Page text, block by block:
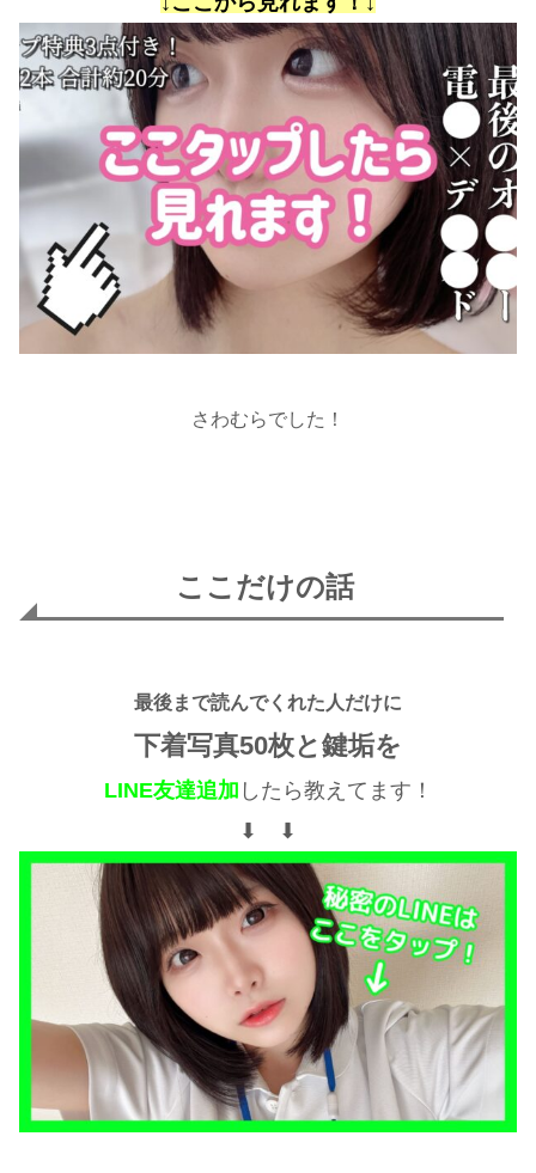
さわむらでした！
ここだけの話
最後まで読んでくれた人だけに
下着写真50枚と鍵垢を
LINE友達追加 したら教えてます！
⬇︎ ⬇︎